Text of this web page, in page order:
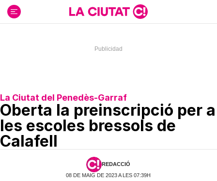
contenido
La Ciutat del Penedès-Garraf
Oberta la preinscripció per a
les escoles bressols de
Calafell
REDACCIÓ
08 DE MAIG DE 2023 A LES 07:39H